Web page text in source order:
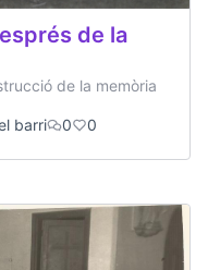
de la
de la memòria
barri 0 0